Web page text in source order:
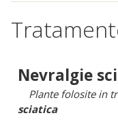
Nevralgie
Plante folosite in
sciatica